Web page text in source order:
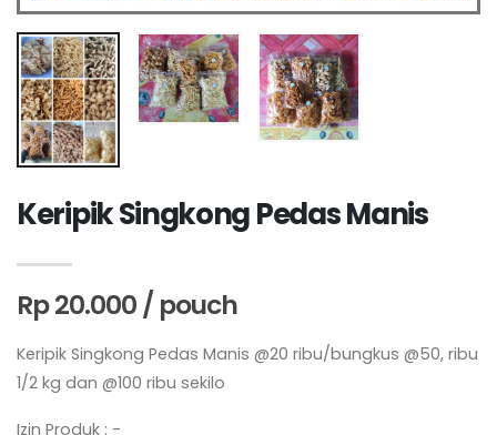
Keripik Singkong Pedas Manis
Rp 20.000 / pouch
Keripik Singkong Pedas Manis @20 ribu/bungkus @50, ribu
1/2 kg dan @100 ribu sekilo
Izin Produk : -